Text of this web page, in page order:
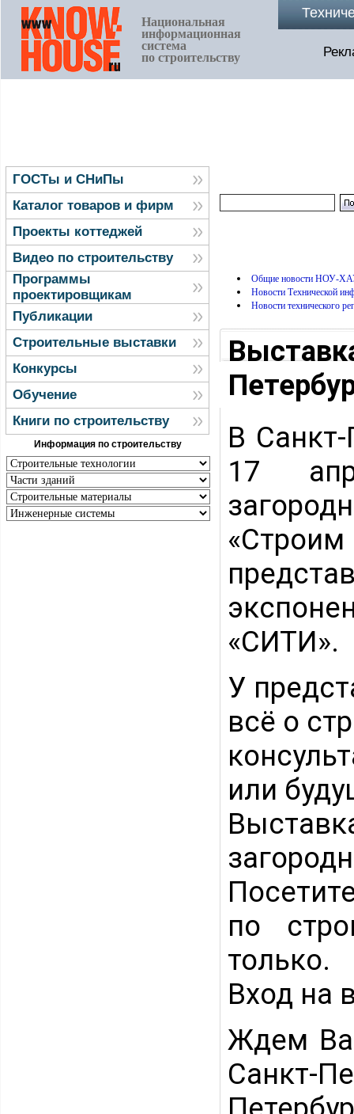
Национальная
информационная
система
по строительству
ГОСТы и СНиПы
Каталог товаров и фирм
Проекты коттеджей
Видео по строительству
Программы
проектировщикам
Публикации
Строительные выставки
Конкурсы
Обучение
Книги по строительству
Информация по строительству
Общие новости НОУ-
Новости Технической
Новости технического
В
17
«СИТИ».
У
всё о
или
по
только.
Вход на
Ждем
Санкт-